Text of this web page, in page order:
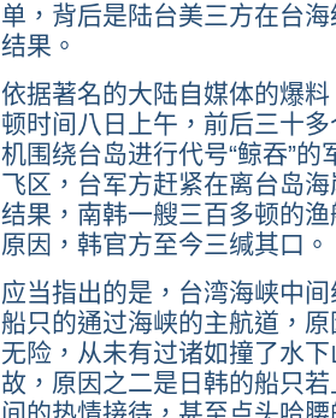
单，背后是陆台美三方在台
结果。
依据著名的大陆自媒体的爆
顿时间八日上午，前后三十
机围绕台岛进行代号“鲸吞”
飞区，台军方赶紧在离台岛
结果，南韩一艘三百多顿的
原因，韩官方至今三缄其口。
应当指出的是，台湾海峡中
船只的通过海峡的主航道，
无险，从未有过诸如撞了水
故，原因之二是日韩的船只